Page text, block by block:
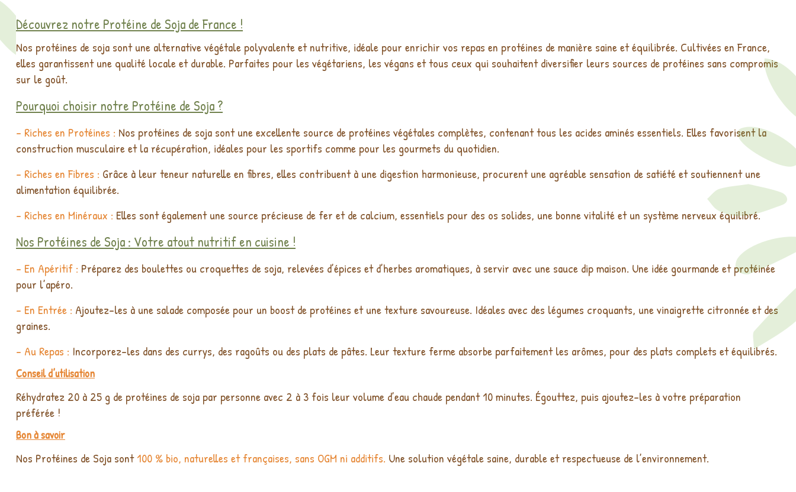
Découvrez notre Protéine de Soja de France !
Nos protéines de soja sont une alternative végétale polyvalente et nutritive, idéale pour enrichir vos repas en protéines de manière saine et équilibrée. Cultivées en France,
elles garantissent une qualité locale et durable. Parfaites pour les végétariens, les végans et tous ceux qui souhaitent diversifier leurs sources de protéines sans compromis
sur le goût.
Pourquoi choisir notre Protéine de Soja ?
- Riches en Protéines : Nos protéines de soja sont une excellente source de protéines végétales complètes, contenant tous les acides aminés essentiels. Elles favorisent la
construction musculaire et la récupération, idéales pour les sportifs comme pour les gourmets du quotidien.
- Riches en Fibres : Grâce à leur teneur naturelle en fibres, elles contribuent à une digestion harmonieuse, procurent une agréable sensation de satiété et soutiennent une
alimentation équilibrée.
- Riches en Minéraux : Elles sont également une source précieuse de fer et de calcium, essentiels pour des os solides, une bonne vitalité et un système nerveux équilibré.
Nos Protéines de Soja : Votre atout nutritif en cuisine !
- En Apéritif : Préparez des boulettes ou croquettes de soja, relevées d’épices et d’herbes aromatiques, à servir avec une sauce dip maison. Une idée gourmande et protéinée
pour l’apéro.
- En Entrée : Ajoutez-les à une salade composée pour un boost de protéines et une texture savoureuse. Idéales avec des légumes croquants, une vinaigrette citronnée et des
graines.
- Au Repas : Incorporez-les dans des currys, des ragoûts ou des plats de pâtes. Leur texture ferme absorbe parfaitement les arômes, pour des plats complets et équilibrés.
Conseil d’utilisation
Réhydratez 20 à 25 g de protéines de soja par personne avec 2 à 3 fois leur volume d’eau chaude pendant 10 minutes. Égouttez, puis ajoutez-les à votre préparation
préférée !
Bon à savoir
Nos Protéines de Soja sont100 % bio, naturelles et françaises, sans OGM ni additifs. Une solution végétale saine, durable et respectueuse de l’environnement.